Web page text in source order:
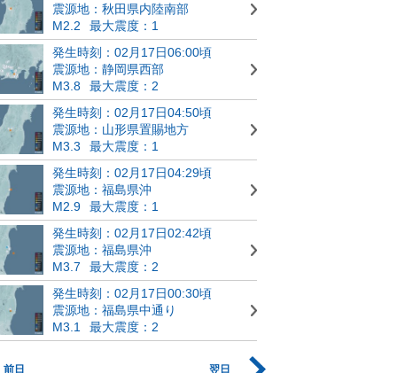
震源地：秋田県内陸南部
M2.2
最大震度：1
発生時刻：02月17日06:00頃
震源地：静岡県西部
M3.8
最大震度：2
発生時刻：02月17日04:50頃
震源地：山形県置賜地方
M3.3
最大震度：1
発生時刻：02月17日04:29頃
震源地：福島県沖
M2.9
最大震度：1
発生時刻：02月17日02:42頃
震源地：福島県沖
M3.7
最大震度：2
発生時刻：02月17日00:30頃
震源地：福島県中通り
M3.1
最大震度：2
前日 翌日